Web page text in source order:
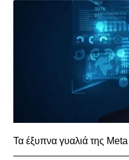
Τα έξυπνα γυαλιά της